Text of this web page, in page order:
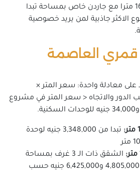
بمساحة 165 مترا مع جاردن خاص بمساحة تبدا
الاكثر جاذبية لمن يريد خصوصية
قمري العاصمة
معادلة واحدة: سعر المتر ×
والاتجاه < سعر المتر في مشروع
تبدا من 3,348,000 جنيه لوحدة
الشقق ذات الـ 3 غرف بمساحة
155 متر تتراوح بين 4,805,000 و6,425,000 جنيه حسب